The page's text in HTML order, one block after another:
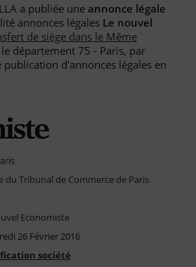
d'Annonces Légales
a publiée une annonce légale
annonces légales Le nouvel
de siège dans le Même
département 75 - Paris, par
d'annonces légales en
du Tribunal de Commerce de Paris
Economiste
26 Février 2016
société